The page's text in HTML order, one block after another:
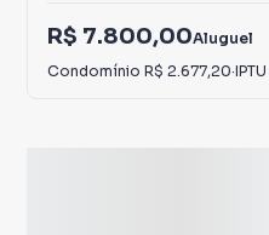
R$ 7.800,00Aluguel
Condomínio R$ 2.677,20·IPTU